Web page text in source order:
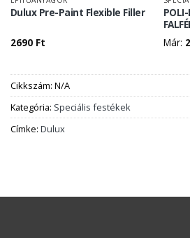
Dulux Pre-Paint Flexible Filler
2690 Ft
POLI-
Már:
Cikkszám: N/A
Kategória: Speciális festékek
Címke: Dulux